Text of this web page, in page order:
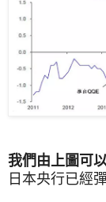
我們由上圖可
日本央行已經